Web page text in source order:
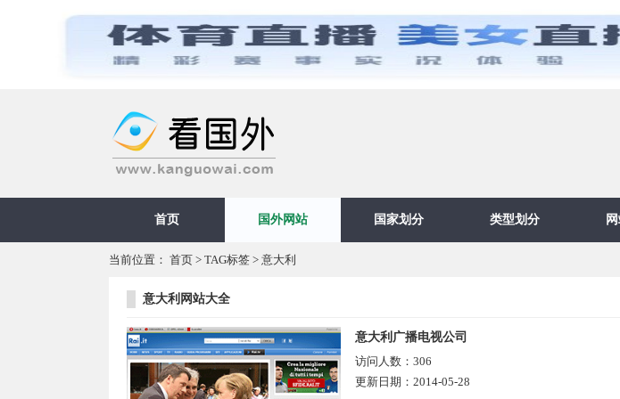
首页 国外网站 国家划分 类型划分
当前位置： 首页 > TAG标签 > 意大利
意大利网站大全
意大利广播电视公司
访问人数： 306
更新日期： 2014-05-28